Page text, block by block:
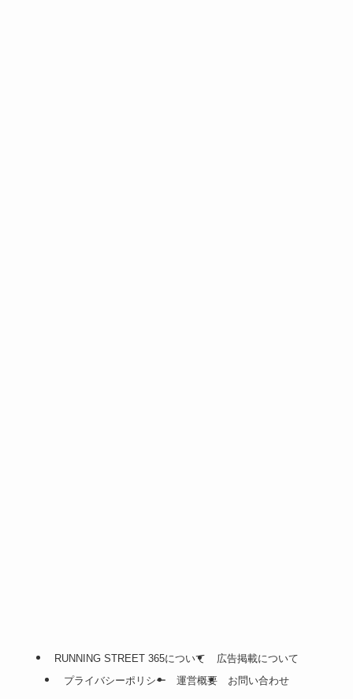
RUNNING STREET 365について
広告掲載について
プライバシーポリシー
運営概要 お問い合わせ